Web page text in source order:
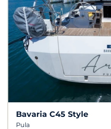
Bavaria C45 Style
Pula